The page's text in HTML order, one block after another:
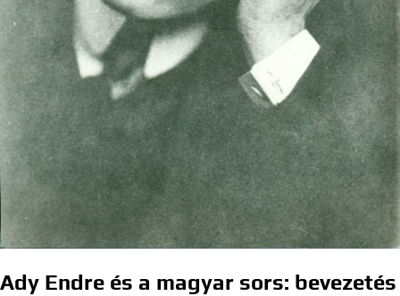
Ady Endre és a magyar sors: bevezetés